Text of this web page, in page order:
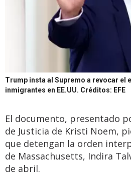
Trump insta al Supremo a revocar el
inmigrantes en EE.UU. Créditos: EFE
El documento, presentado
de Justicia de Kristi Noem,
que detengan la orden
de Massachusetts, Indira
de abril.